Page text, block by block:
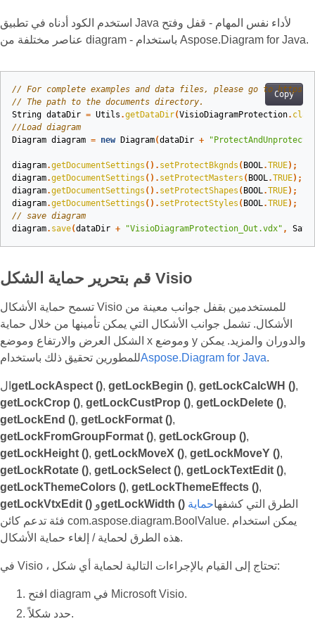
استخدم الكود أدناه في تطبيق Java لأداء نفس المهام - قفل وفتح
عناصر مختلفة من diagram - باستخدام Aspose.Diagram for Java.
Copy
// For complete examples and data files, please go to https://
// The path to the documents directory.
String dataDir = Utils .getDataDir(VisioDiagramProtection.
//Load diagram
Diagram diagram = new Diagram(dataDir +
diagram.getDocumentSettings (). setProtectBkgnds ( BOOL.TRUE);
diagram.getDocumentSettings (). setProtectMasters ( BOOL.TRUE);
diagram.getDocumentSettings (). setProtectShapes ( BOOL.TRUE);
diagram.getDocumentSettings (). setProtectStyles ( BOOL.TRUE);
// save diagram
diagram. save(dataDir + "VisioDiagramProtection_Out.vdx" ,
قم بتحرير حماية الشكل Visio
تسمح حماية الأشكال Visio للمستخدمين بقفل جوانب معينة من
الأشكال. تشمل جوانب الأشكال التي يمكن تأمينها من خلال حماية
الشكل العرض والارتفاع وموضع x وموضع y والدوران والمزيد. يمكن
للمطورين تحقيق ذلك باستخدامAspose.Diagram for Java.
ال getLockAspect (), getLockBegin (), getLockCalcWH (),
getLockCrop (), getLockCustProp (), getLockDelete (),
getLockEnd (), getLockFormat (),
getLockFromGroupFormat (), getLockGroup (),
getLockHeight (), getLockMoveX (), getLockMoveY (),
getLockRotate (), getLockSelect (), getLockTextEdit (),
getLockThemeColors (), getLockThemeEffects (),
getLockVtxEdit () وgetLockWidth () الطرق التي كشفهاحماية
فئة تدعم كائن com.aspose.diagram.BoolValue. يمكن استخدام
هذه الطرق لحماية / إلغاء حماية الأشكال.
في Visio ، تحتاج إلى القيام بالإجراءات التالية لحماية أي شكل:
افتح diagram في Microsoft Visio.
حدد شكلاً.